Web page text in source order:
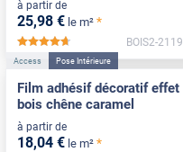
à partir de
25,98 € le m² *
*****
BOIS2-2119
Access Pose Intérieure
Film adhésif décoratif effet
bois chêne caramel
à partir de
18,04 € le m² *